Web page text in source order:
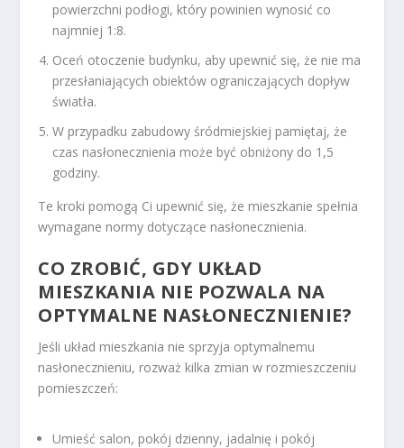
powierzchni podłogi, który powinien wynosić co
najmniej 1:8.
Oceń otoczenie budynku, aby upewnić się, że nie ma
przesłaniających obiektów ograniczających dopływ
światła.
W przypadku zabudowy śródmiejskiej pamiętaj, że
czas nasłonecznienia może być obniżony do 1,5
godziny.
Te kroki pomogą Ci upewnić się, że mieszkanie spełnia
wymagane normy dotyczące nasłonecznienia.
CO ZROBIĆ, GDY UKŁAD
MIESZKANIA NIE POZWALA NA
OPTYMALNE NASŁONECZNIENIE?
Jeśli układ mieszkania nie sprzyja optymalnemu
nasłonecznieniu, rozważ kilka zmian w rozmieszczeniu
pomieszczeń:
Umieść salon, pokój dzienny, jadalnię i pokój